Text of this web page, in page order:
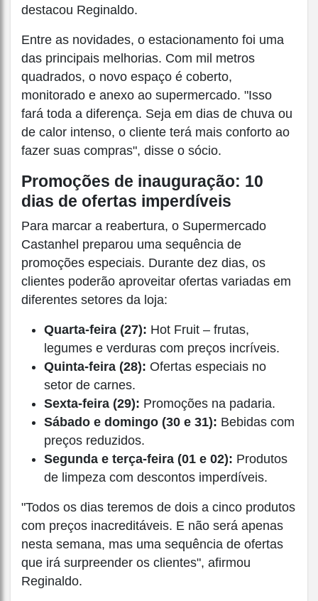
destacou Reginaldo.
Entre as novidades, o estacionamento foi uma
das principais melhorias. Com mil metros
quadrados, o novo espaço é coberto,
monitorado e anexo ao supermercado. "Isso
fará toda a diferença. Seja em dias de chuva ou
de calor intenso, o cliente terá mais conforto ao
fazer suas compras", disse o sócio.
Promoções de inauguração: 10
dias de ofertas imperdíveis
Para marcar a reabertura, o Supermercado
Castanhel preparou uma sequência de
promoções especiais. Durante dez dias, os
clientes poderão aproveitar ofertas variadas em
diferentes setores da loja:
Quarta-feira (27): Hot Fruit – frutas,
legumes e verduras com preços incríveis.
Quinta-feira (28): Ofertas especiais no
setor de carnes.
Sexta-feira (29): Promoções na padaria.
Sábado e domingo (30 e 31): Bebidas com
preços reduzidos.
Segunda e terça-feira (01 e 02): Produtos
de limpeza com descontos imperdíveis.
"Todos os dias teremos de dois a cinco produtos
com preços inacreditáveis. E não será apenas
nesta semana, mas uma sequência de ofertas
que irá surpreender os clientes", afirmou
Reginaldo.